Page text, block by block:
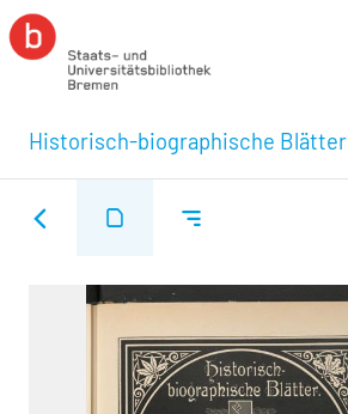
Historisch-biographische Blätter